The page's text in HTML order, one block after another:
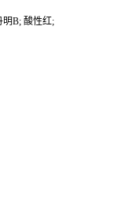
明B; 酸性红;